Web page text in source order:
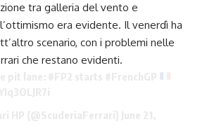
tra galleria del vento e
era evidente. Il venerdì ha
scenario, con i problemi nelle
che restano evidenti.